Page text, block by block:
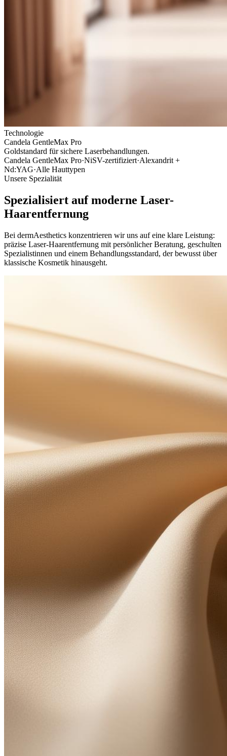
Technologie
Candela GentleMax Pro
Goldstandard für sichere Laserbehandlungen.
Candela GentleMax Pro·NiSV-zertifiziert·Alexandrit +
Nd:YAG·Alle Hauttypen
Unsere Spezialität
Spezialisiert auf moderne Laser-
Haarentfernung
Bei dermAesthetics konzentrieren wir uns auf eine klare Leistung:
präzise Laser-Haarentfernung mit persönlicher Beratung, geschulten
Spezialistinnen und einem Behandlungsstandard, der bewusst über
klassische Kosmetik hinausgeht.